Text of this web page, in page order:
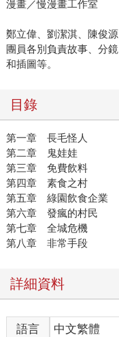
漫畫／慢漫畫工作室
鄭立偉、劉潔淇、陳俊
團員各別負責故事、分
和插圖等。
目錄
第一章 長毛怪人
第二章 鬼娃娃
第三章 免費飲料
第四章 素食之村
第五章 綠園飲食企業
第六章 發瘋的村民
第七章 全城危機
第八章 非常手段
詳細資料
語言 中文繁體